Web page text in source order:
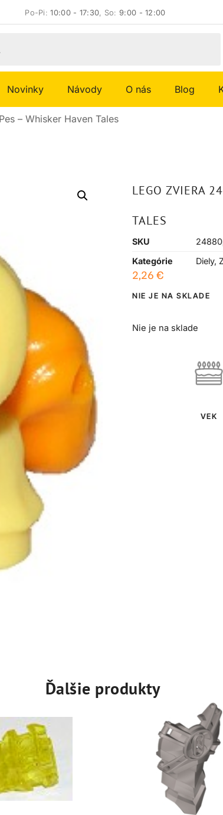
Po-Pi:10:00 - 17:30, So:9:00 - 12:00
Novinky Návody O nás Blog
– Whisker Haven Tales
LEGO ZVIERA
TALES
SKU
Kategórie
Diely,
2,26 €
NIE JE NA SKLADE
Nie je na sklade
VEK
Ďalšie produkty